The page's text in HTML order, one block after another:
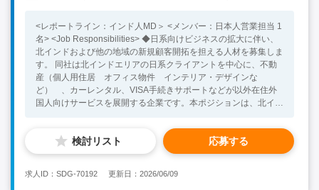
<レポートライン：インド人MD＞ <メンバー：日本人営業担当 1
名> <Job Responsibilities> ◆日系向けビジネスの拡大に伴い、
北インドおよび他の地域の新規顧客開拓を担える人材を募集しま
す。 同社は北インドエリアの日系クライアントを中心に、不動
産（個人用住居 オフィス物件 インテリア・デザインな
ど） 、カーレンタル、VISA手続きサポートなどが以外在住外
国人向けサービスを展開する企業です。本ポジションは、北イン
ンドにおける在印日系企業に対して、新規企業開拓を行って頂き
ます。 主に不動産関連サービスを商材とし、自社サービスの提
案や、顧客との打ち合わせ、社内コーディネーション、アフター
営業活 動を通して、新規顧客獲得も行って頂きます。 ■具体的
検討リスト 応募する
求人ID：SDG-70192 更新日：2026/06/09